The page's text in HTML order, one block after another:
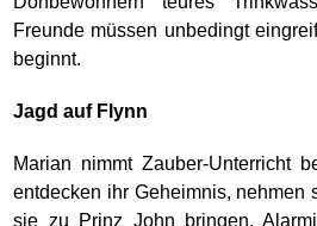
Freunde müssen unbedingt
beginnt.
Jagd auf Flynn
Marian nimmt Zauber-Unterricht
entdecken ihr Geheimnis, nehmen
sie zu Prinz John bringen.